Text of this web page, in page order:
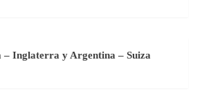
– Inglaterra y Argentina – Suiza